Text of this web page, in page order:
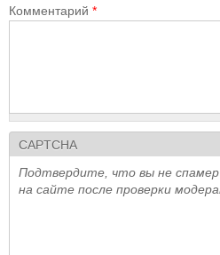
Комментарий *
CAPTCHA
Подтвердите, что вы не
на сайте после проверки